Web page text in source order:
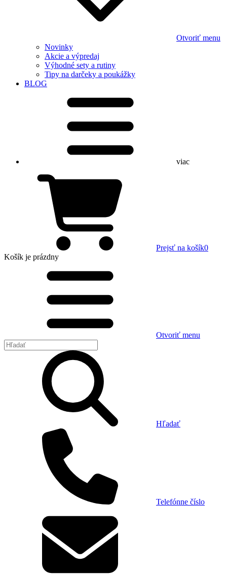
Otvoriť menu
Novinky
Akcie a výpredaj
Výhodné sety a rutiny
Tipy na darčeky a poukážky
BLOG
viac
Prejsť na košík0
Košík je prázdny
Otvoriť menu
Hľadať
Telefónne číslo